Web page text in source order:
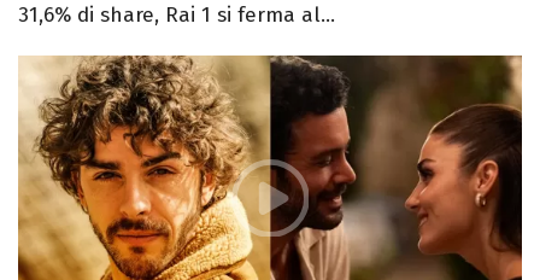
31,6% di share, Rai 1 si ferma al...